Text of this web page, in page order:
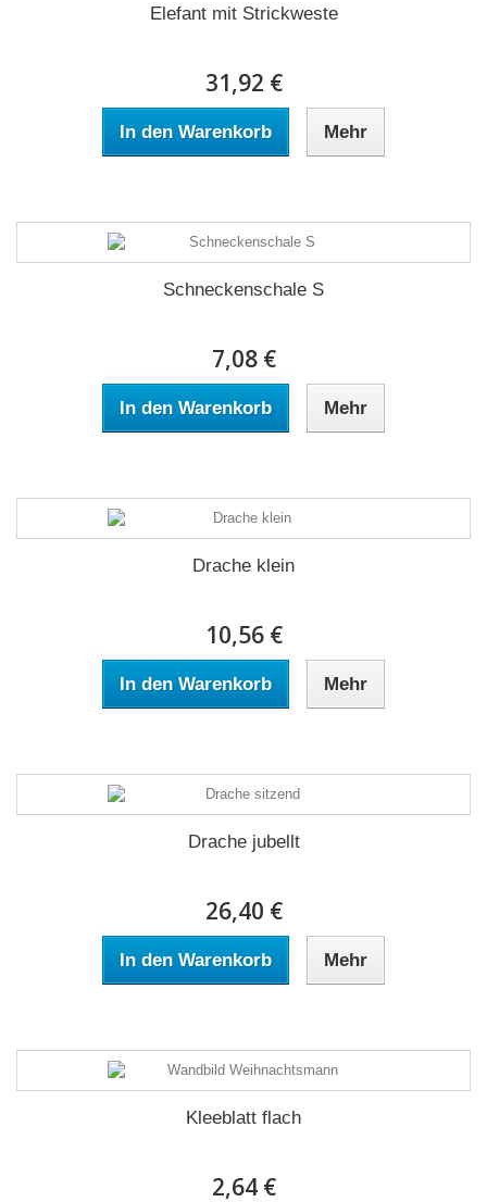
Elefant mit Strickweste
31,92 €
In den Warenkorb Mehr
Schneckenschale S
7,08 €
In den Warenkorb Mehr
Drache klein
10,56 €
In den Warenkorb Mehr
Drache jubellt
26,40 €
In den Warenkorb Mehr
Kleeblatt flach
2,64 €